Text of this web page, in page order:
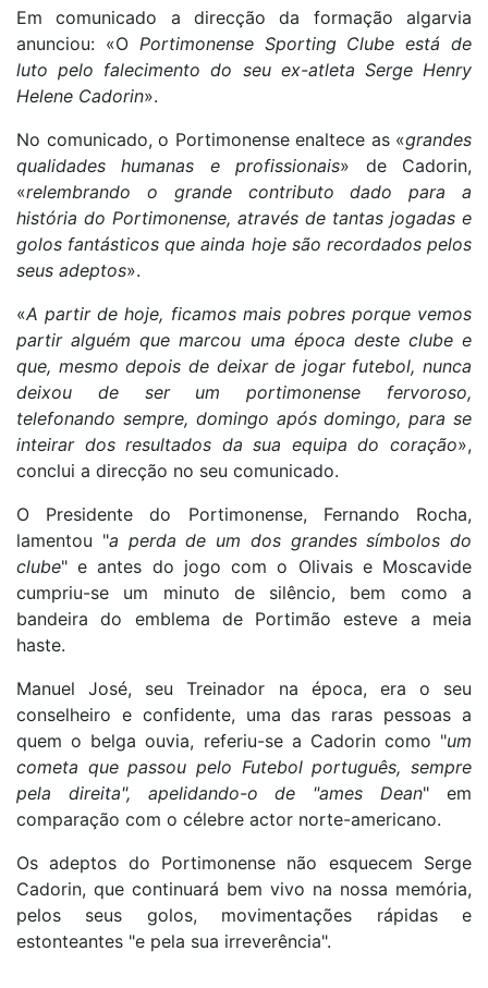
Em comunicado a direcção da formação algarvia
anunciou: «OPortimonense Sporting Clube está de
luto pelo falecimento do seu ex-atleta Serge Henry
Helene Cadorin».
No comunicado, o Portimonense enaltece as «grandes
qualidades humanas e profissionais» de Cadorin,
«relembrando o grande contributo dado para a
história do Portimonense, através de tantas jogadas e
golos fantásticos que ainda hoje são recordados pelos
seus adeptos».
«A partir de hoje, ficamos mais pobres porque vemos
partir alguém que marcou uma época deste clube e
que, mesmo depois de deixar de jogar futebol, nunca
deixou de ser um portimonense fervoroso,
telefonando sempre, domingo após domingo, para se
inteirar dos resultados da sua equipa do coração»,
conclui a direcção no seu comunicado.
O Presidente do Portimonense, Fernando Rocha,
lamentou "a perda de um dos grandes símbolos do
clube" e antes do jogo com o Olivais e Moscavide
cumpriu-se um minuto de silêncio, bem como a
bandeira do emblema de Portimão esteve a meia
haste.
Manuel José, seu Treinador na época, era o seu
conselheiro e confidente, uma das raras pessoas a
quem o belga ouvia, referiu-se a Cadorin como "um
cometa que passou pelo Futebol português, sempre
pela direita", apelidando-o de "ames Dean" em
comparação com o célebre actor norte-americano.
Os adeptos do Portimonense não esquecem Serge
Cadorin, que continuará bem vivo na nossa memória,
pelos seus golos, movimentações rápidas e
estonteantes "e pela sua irreverência".